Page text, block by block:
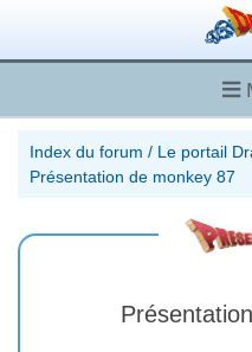
Index du forum / Le portail
Présentation de monkey 87